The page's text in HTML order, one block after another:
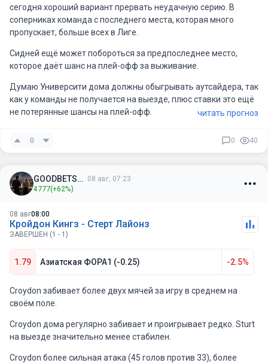
сегодня хороший вариант прервать неудачную серию. В
соперниках команда с последнего места, которая много
пропускает, больше всех в Лиге.
Сидней ещë может побороться за предпоследнее место,
которое даëт шанс на плей-офф за выживание.
Думаю Университи дома должны обыгрывать аутсайдера, так
как у команды не получается на выезде, плюс ставки это ещë
не потерянные шансы на плей-офф.
читать прогноз
0 0 40
GOODBETSSS
08 авг, 07:23
4777(+62%)
08 авг08:00
Кройдон Кингз - Стерт Лайонз
ЗАВЕРШЕН (1 - 1)
1.79 Азиатская ФОРА1 (-0.25) -2.5%
Croydon забивает более двух мячей за игру в среднем на
своём поле.
Croydon дома регулярно забивает и проигрывает редко. Sturt
на выезде значительно менее стабилен.
Croydon более сильная атака (45 голов против 33), более